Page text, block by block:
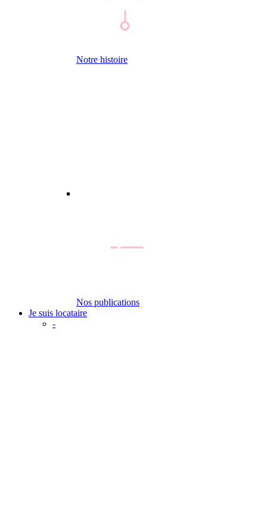
Notre histoire
Nos publications
Je suis locataire
-